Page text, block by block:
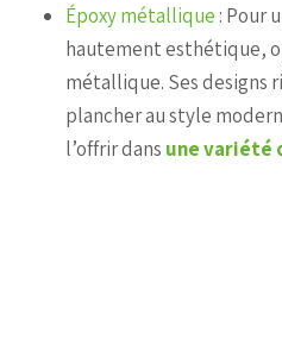
Époxy métallique : Pour
hautement esthétique,
métallique. Ses designs
plancher au style
l’offrir dans une variété